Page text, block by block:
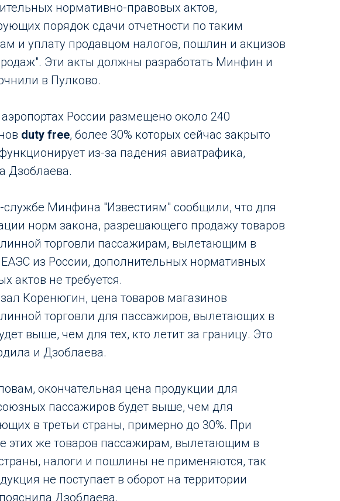
нормативно-правовых актов,
порядок сдачи отчетности по таким
и уплату продавцом налогов, пошлин и акцизов
Эти акты должны разработать Минфин и
в Пулково.
аэропортах России размещено около 240
duty free, более 30% которых сейчас закрыто
из-за падения авиатрафика,
Дзоблаева.
службе Минфина "Известиям" сообщили, что для
норм закона, разрешающего продажу товаров
торговли пассажирам, вылетающим в
из России, дополнительных нормативных
актов не требуется.
Коренюгин, цена товаров магазинов
торговли для пассажиров, вылетающих в
выше, чем для тех, кто летит за границу. Это
и Дзоблаева.
окончательная цена продукции для
пассажиров будет выше, чем для
в третьи страны, примерно до 30%. При
этих же товаров пассажирам, вылетающим в
налоги и пошлины не применяются, так
не поступает в оборот на территории
Дзоблаева.